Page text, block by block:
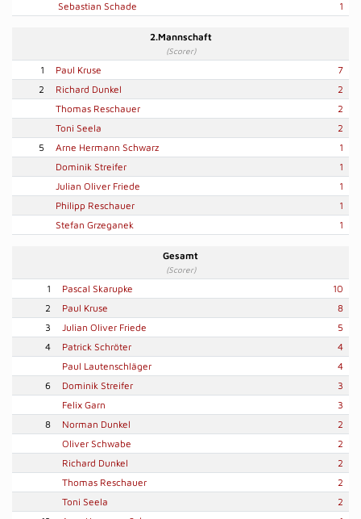
Sebastian Schade
1
2.Mannschaft
(Scorer)
1 Paul Kruse
7
2
Richard Dunkel
2
Thomas Reschauer
2
Toni Seela
2
5
Arne Hermann Schwarz
1
Dominik Streifer
1
Julian Oliver Friede
1
Philipp Reschauer
1
Stefan Grzeganek
1
Gesamt
(Scorer)
1 Pascal Skarupke
10
2
Paul Kruse
8
3
Julian Oliver Friede
5
4
Patrick Schröter
4
Paul Lautenschläger
4
6
Dominik Streifer
3
Felix Garn
3
8
Norman Dunkel
2
Oliver Schwabe
2
Richard Dunkel
2
Thomas Reschauer
2
Toni Seela
2